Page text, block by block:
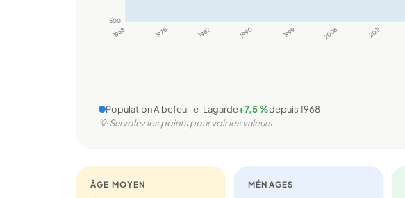
500
1968 1975 1982 1990 1999 2006 2011
Population Albefeuille-Lagarde+7,5 %depuis 1968
💡 Survolez les points pour voir les valeurs
ÂGE MOYEN MÉNAGES